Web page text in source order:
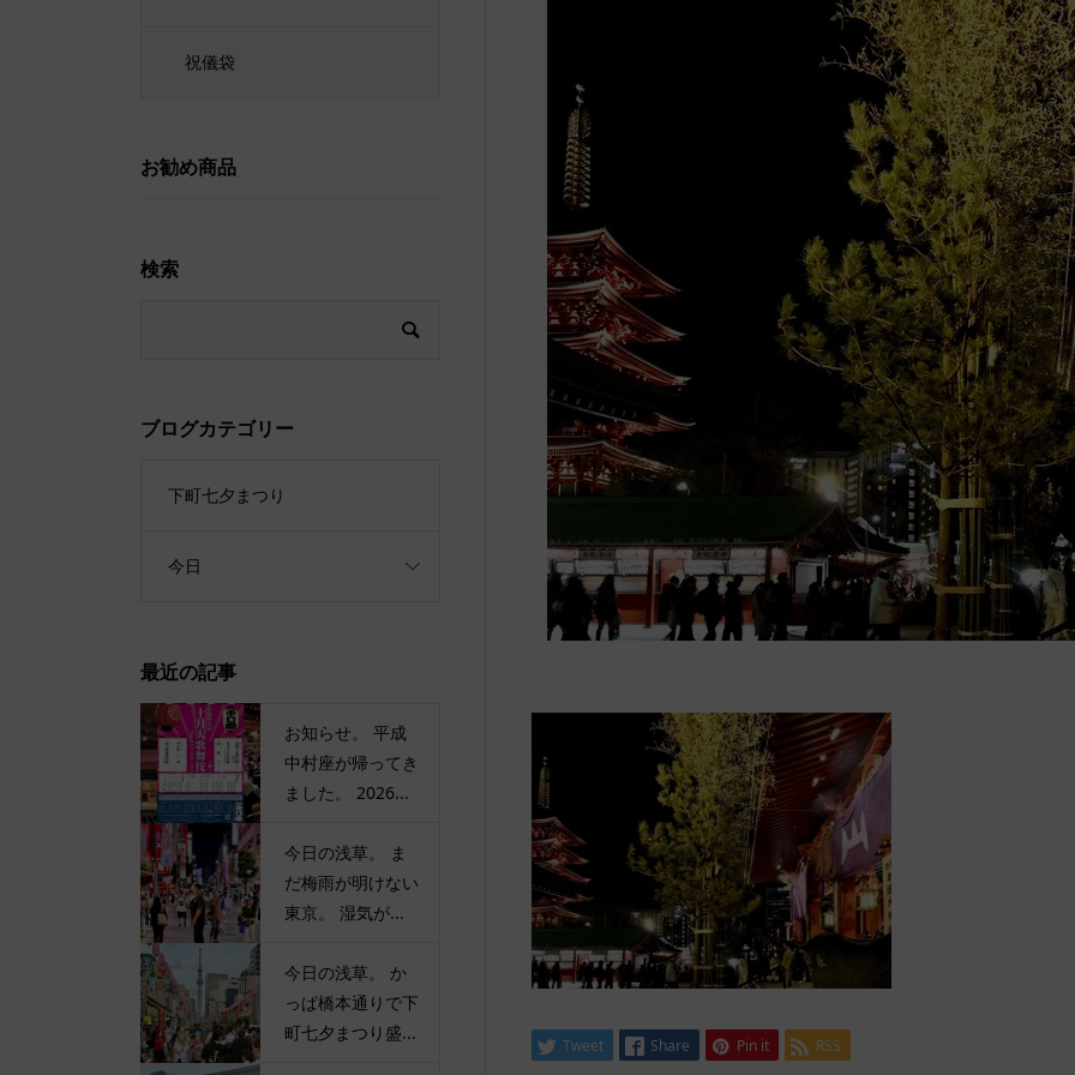
Tweet Share Pin it RSS
祝儀袋
お勧め商品
検索
ブログカテゴリー
下町七夕まつり
今日
最近の記事
お知らせ。 平成
中村座が帰ってき
ました。 2026...
今日の浅草。 ま
だ梅雨が明けない
東京。 湿気が...
今日の浅草。 か
っぱ橋本通りで下
町七夕まつり盛...